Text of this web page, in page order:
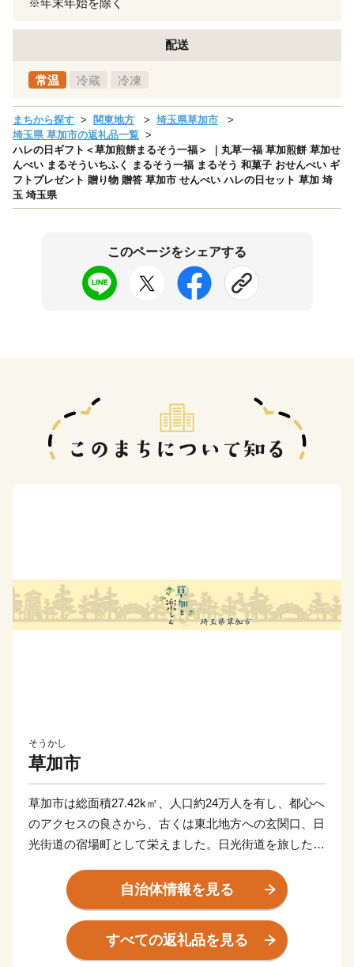
配送
常温 冷蔵 冷凍
まちから探す 関東地方
埼玉県草加市
埼玉県 草加市の返礼品一覧
ハレの日ギフト＜草加煎餅まるそう一福＞ ｜丸草一福 草加煎餅 草加せ
んべい まるそういちふく まるそう一福 まるそう 和菓子 おせんべい ギ
フトプレゼント 贈り物 贈答 草加市 せんべい ハレの日セット 草加 埼
玉 埼玉県
このページをシェアする
そうかし
草加市
草加市は総面積27.42k㎡、人口約24万人を有し、都心へ
のアクセスの良さから、古くは東北地方への玄関口、日
光街道の宿場町として栄えました。日光街道を旅した偉
れています。市内を貫くように東西に綾瀬川が流れ、そ
の沿岸には約1.5㎞に渡って松並木が伸び、その景観は
江戸時代当時の面影をいまに残しており、平成26年3月
には『おくのほそ道』に関連する景勝地として国指定名
自治体情報を見る
すべての返礼品を見る